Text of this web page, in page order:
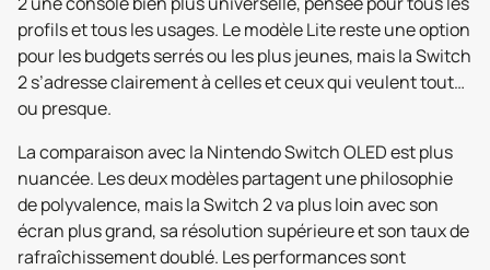
profils et tous les usages. Le modèle Lite reste une option
pour les budgets serrés ou les plus jeunes, mais la Switch
2 s’adresse clairement à celles et ceux qui veulent tout…
ou presque.
La comparaison avec la Nintendo Switch OLED est plus
nuancée. Les deux modèles partagent une philosophie
de polyvalence, mais la Switch 2 va plus loin avec son
écran plus grand, sa résolution supérieure et son taux de
rafraîchissement doublé. Les performances sont